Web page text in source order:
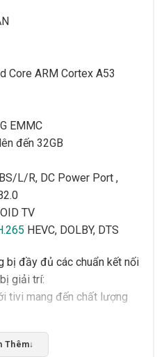
Core ARM Cortex A53
EMMC
đến 32GB
L/R, DC Power Port ,
TV
HEVC, DOLBY, DTS
bị đầy đủ các chuẩn kết nối
giải trí:
tivi mang đến chất lượng
cầu sử dụng dây cab
Thêm↓